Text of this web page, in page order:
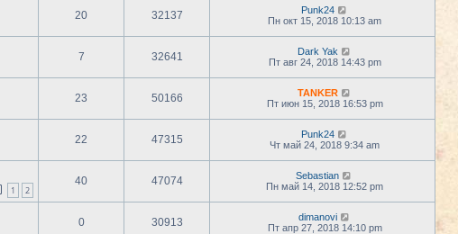
20 32137
Punk24
Пн окт 15, 2018 10:13 am
7 32641
Dark Yak
Пт авг 24, 2018 14:43 pm
23 50166
TANKER
Пт июн 15, 2018 16:53 pm
22 47315
Punk24
Чт май 24, 2018 9:34 am
1 2
40 47074
Sebastian
Пн май 14, 2018 12:52 pm
0 30913
dimanovi
Пт апр 27, 2018 14:10 pm